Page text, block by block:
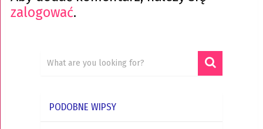
zalogować.
PODOBNE WIPSY